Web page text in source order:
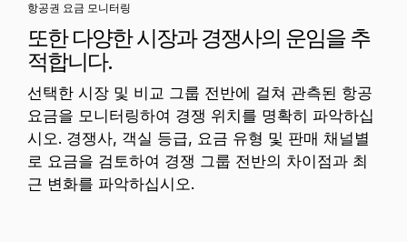
항공권 요금 모니터링
또한 다양한 시장과 경쟁사의 운임을 추
적합니다.
선택한 시장 및 비교 그룹 전반에 걸쳐 관측된 항공
요금을 모니터링하여 경쟁 위치를 명확히 파악하십
시오. 경쟁사, 객실 등급, 요금 유형 및 판매 채널별
로 요금을 검토하여 경쟁 그룹 전반의 차이점과 최
근 변화를 파악하십시오.